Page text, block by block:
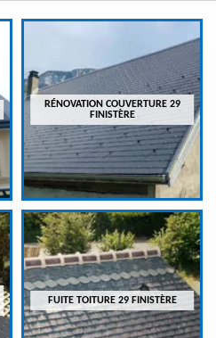
RÉNOVATION COUVERTURE 29
FINISTÈRE
FUITE TOITURE 29 FINISTÈRE